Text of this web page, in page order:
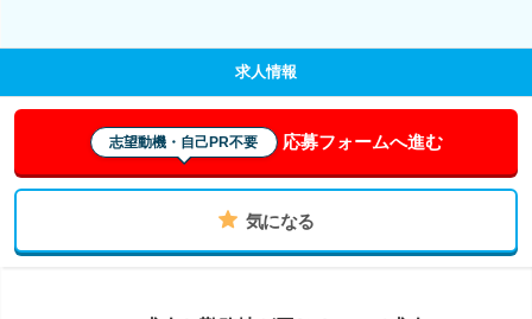
求人情報
志望動機・自己PR不要 応募フォームへ進む
気になる